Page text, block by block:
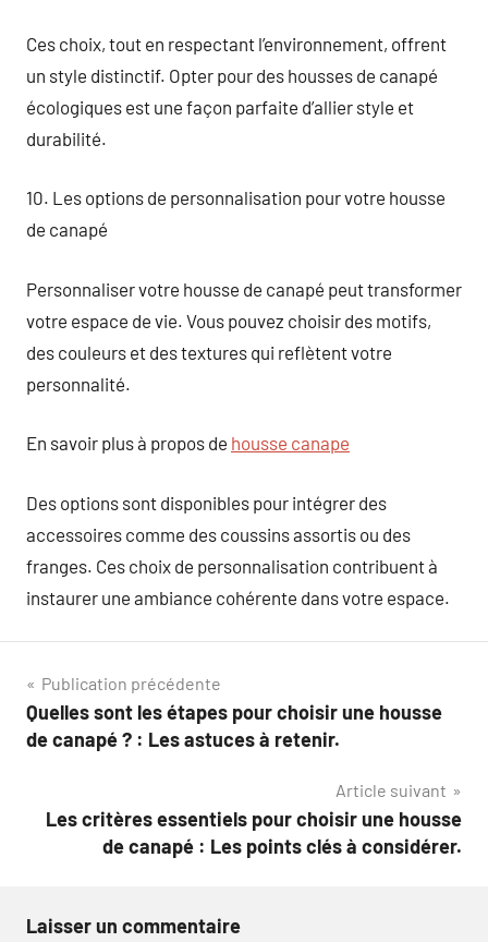
Ces choix, tout en respectant l’environnement, offrent
un style distinctif. Opter pour des housses de canapé
écologiques est une façon parfaite d’allier style et
durabilité.
10. Les options de personnalisation pour votre housse
de canapé
Personnaliser votre housse de canapé peut transformer
votre espace de vie. Vous pouvez choisir des motifs,
des couleurs et des textures qui reflètent votre
personnalité.
En savoir plus à propos de housse canape
Des options sont disponibles pour intégrer des
accessoires comme des coussins assortis ou des
franges. Ces choix de personnalisation contribuent à
instaurer une ambiance cohérente dans votre espace.
Navigation
de
Publication précédente
Quelles sont les étapes pour choisir une housse
de canapé ? : Les astuces à retenir.
Article suivant
Les critères essentiels pour choisir une housse
de canapé : Les points clés à considérer.
Laisser un commentaire